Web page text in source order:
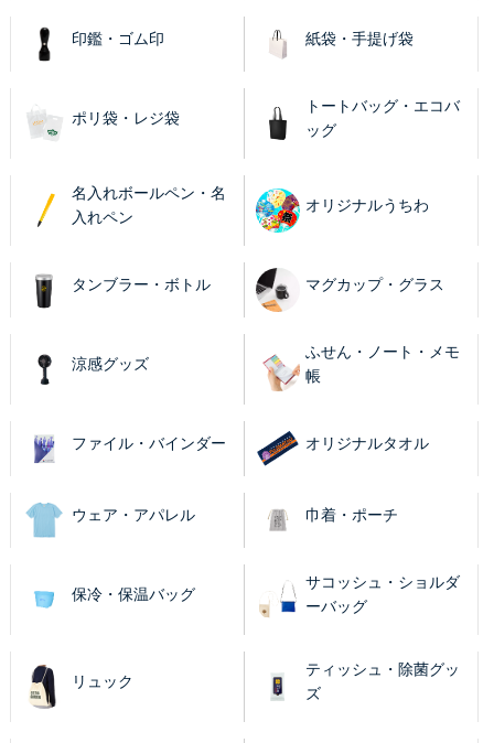
印鑑・ゴム印 紙袋・手提げ袋
ポリ袋・レジ袋
トートバッグ・エコバ
ッグ
名入れボールペン・名
入れペン
オリジナルうちわ
タンブラー・ボトル マグカップ・グラス
涼感グッズ
ふせん・ノート・メモ
帳
ファイル・バインダー オリジナルタオル
ウェア・アパレル 巾着・ポーチ
保冷・保温バッグ
サコッシュ・ショルダ
ーバッグ
リュック
ティッシュ・除菌グッ
ズ